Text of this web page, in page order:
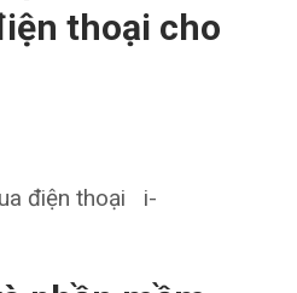
thoại cho
điện thoại i-